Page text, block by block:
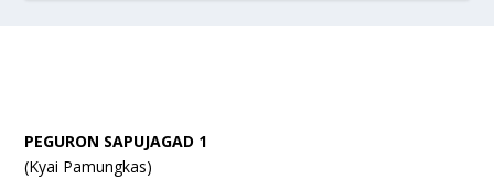
PEGURON SAPUJAGAD 1
(Kyai Pamungkas)